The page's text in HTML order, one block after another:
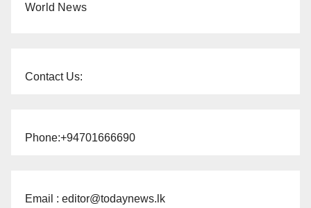
World News
Contact Us:
Phone:+94701666690
Email : editor@todaynews.lk